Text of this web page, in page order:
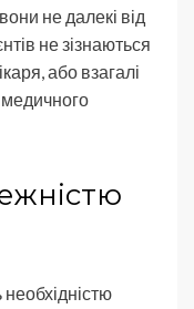
не далекі від
не зізнаються
або взагалі